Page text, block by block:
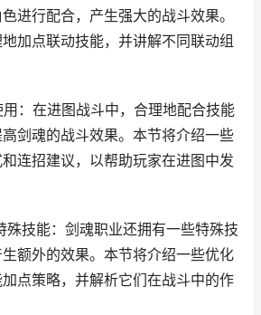
进行配合，产生强大的战斗效果。
加点联动技能，并讲解不同联动组
用：在进图战斗中，合理地配合技能
剑魂的战斗效果。本节将介绍一些
连招建议，以帮助玩家在进图中发
殊技能：剑魂职业还拥有一些特殊技
额外的效果。本节将介绍一些优化
点策略，并解析它们在战斗中的作